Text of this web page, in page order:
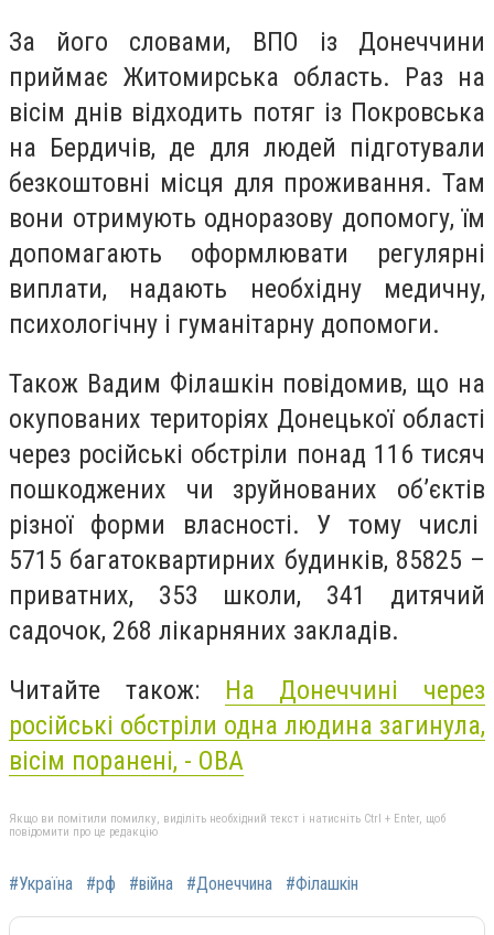
За його словами, ВПО із Донеччини
приймає Житомирська область. Раз на
вісім днів відходить потяг із Покровська
на Бердичів, де для людей підготували
безкоштовні місця для проживання. Там
вони отримують одноразову допомогу, їм
допомагають оформлювати регулярні
виплати, надають необхідну медичну,
психологічну і гуманітарну допомоги.
Також Вадим Філашкін повідомив, що на
окупованих територіях Донецької області
через російські обстріли понад 116 тисяч
пошкоджених чи зруйнованих об’єктів
різної форми власності. У тому числі
5715 багатоквартирних будинків, 85825 –
приватних, 353 школи, 341 дитячий
садочок, 268 лікарняних закладів.
Читайте також: На Донеччині через
російські обстріли одна людина загинула,
вісім поранені, - ОВА
Якщо ви помітили помилку, виділіть необхідний текст і натисніть Ctrl + Enter, щоб
повідомити про це редакцію
#Україна #рф #війна #Донеччина #Філашкін